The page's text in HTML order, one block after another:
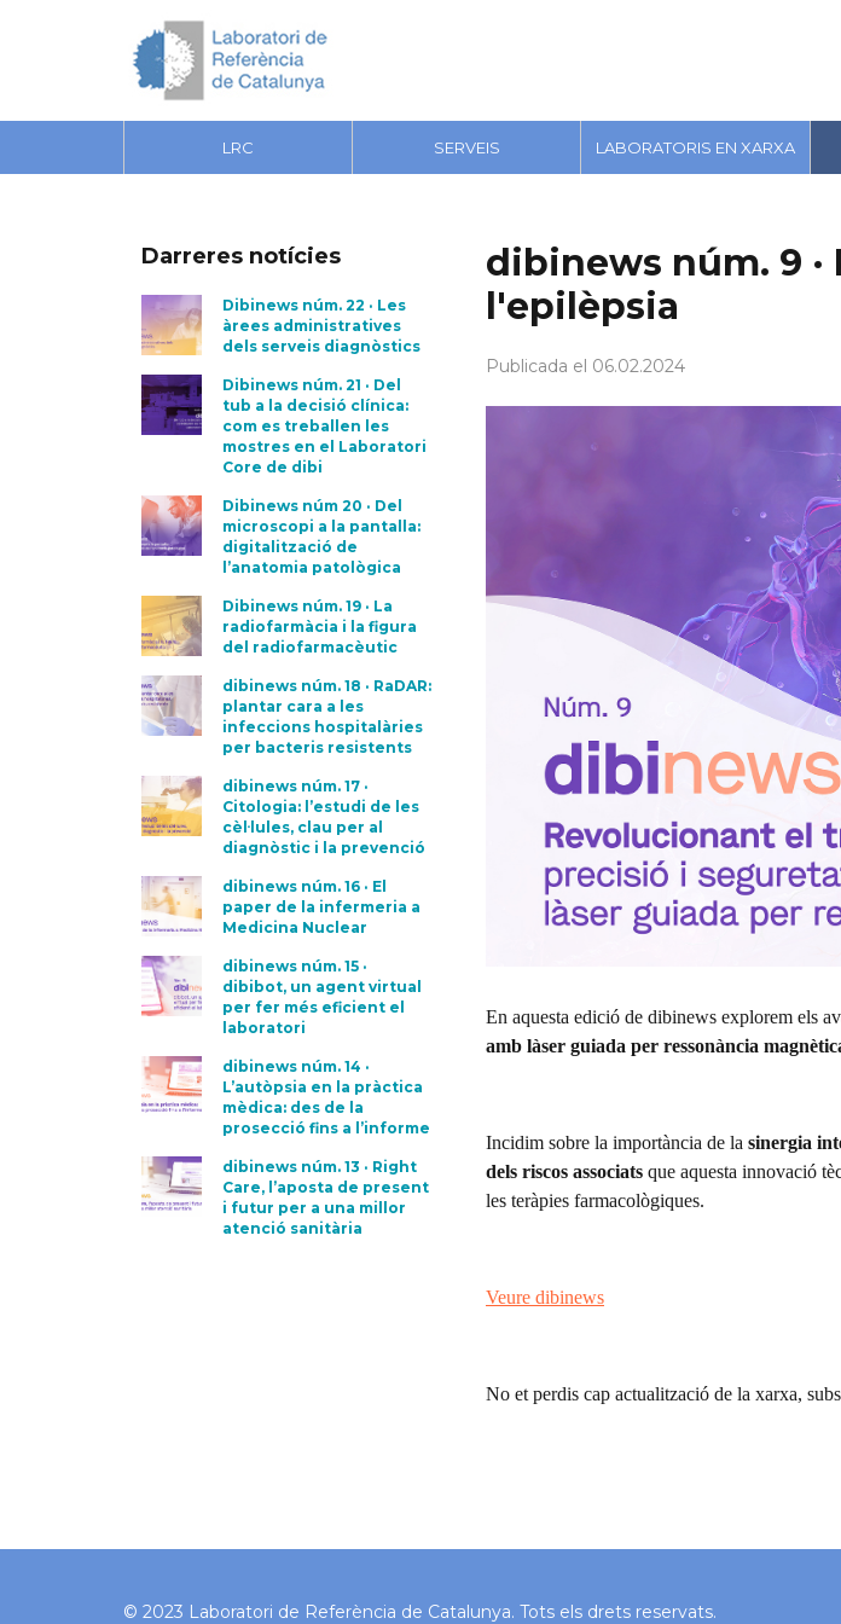
LRC SERVEIS LABORATORIS EN XARXA
Darreres notícies
Dibinews núm. 22 · Les
àrees administratives
dels serveis diagnòstics
Dibinews núm. 21 · Del
tub a la decisió clínica:
com es treballen les
mostres en el Laboratori
Core de dibi
Dibinews núm 20 · Del
microscopi a la pantalla:
digitalització de
l’anatomia patològica
Dibinews núm. 19 · La
radiofarmàcia i la figura
del radiofarmacèutic
dibinews núm. 18 · RaDAR:
plantar cara a les
infeccions hospitalàries
per bacteris resistents
dibinews núm. 17 ·
Citologia: l’estudi de les
cèl·lules, clau per al
diagnòstic i la prevenció
dibinews núm. 16 · El
paper de la infermeria a
Medicina Nuclear
dibinews núm. 15 ·
dibibot, un agent virtual
per fer més eficient el
laboratori
dibinews núm. 14 ·
L’autòpsia en la pràctica
mèdica: des de la
prosecció fins a l’informe
dibinews núm. 13 · Right
Care, l’aposta de present
i futur per a una millor
atenció sanitària
dibinews núm. 9
l'epilèpsia
Publicada el 06.02.2024
En aquesta edició de dibinews explorem els
amb làser guiada per ressonància
Incidim sobre la importància de la sinergia
dels riscos associats que aquesta innovació
les teràpies farmacològiques.
Veure dibinews
No et perdis cap actualització de la xarxa,
© 2023 Laboratori de Referència de Catalunya. Tots els drets reservats.